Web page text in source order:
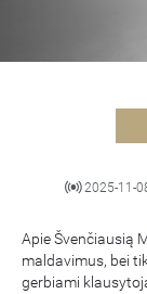
2025-11-
Apie Švenčiausią
maldavimus, bei
gerbiami